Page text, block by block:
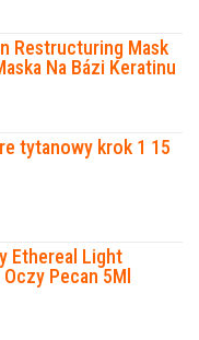
Restructuring Mask
Na Bázi Keratinu
tytanowy krok 1 15
Ethereal Light
Pecan 5Ml